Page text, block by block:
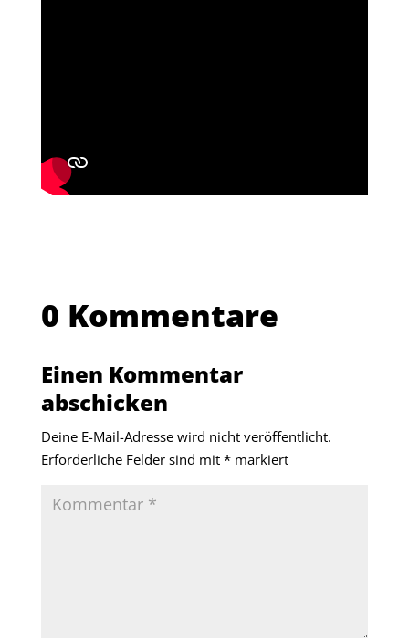
0 Kommentare
Einen Kommentar
abschicken
Deine E-Mail-Adresse wird nicht veröffentlicht.
Erforderliche Felder sind mit *markiert